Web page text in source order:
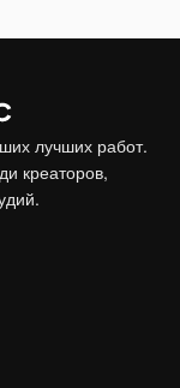
лучших работ.
креаторов,